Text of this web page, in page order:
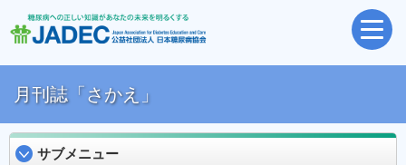
月刊誌「さかえ」
サブメニュー